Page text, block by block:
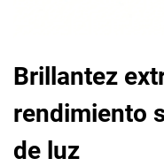
Brillantez
rendimiento
de luz